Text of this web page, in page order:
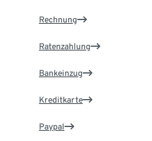
Rechnung
Ratenzahlung
Bankeinzug
Kreditkarte
Paypal